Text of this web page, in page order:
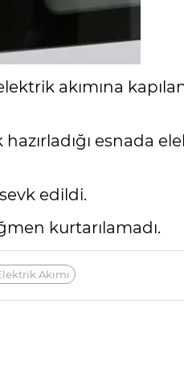
akımına
esnada
sevk edildi.
kurtarılamadı.
Akımı